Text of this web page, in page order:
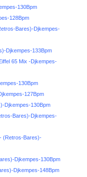
130Bpm
128Bpm
Bares)-Djkempes-
Djkempes-133Bpm
65 Mix -Djkempes-
130Bpm
127Bpm
Djkempes-130Bpm
Bares)-Djkempes-
(Retros-Bares)-
Djkempes-130Bpm
Djkempes-148Bpm